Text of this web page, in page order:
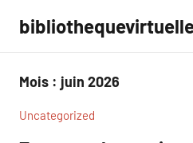
contenu
Mois : juin 2026
Uncategorized